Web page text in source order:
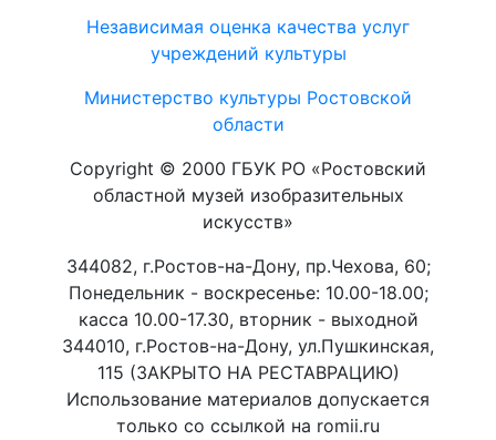
Независимая оценка качества услуг
учреждений культуры
Министерство культуры Ростовской
области
Copyright © 2000 ГБУК РО «Ростовский
областной музей изобразительных
искусств»
344082, г.Ростов-на-Дону, пр.Чехова, 60;
Понедельник - воскресенье: 10.00-18.00;
касса 10.00-17.30, вторник - выходной
344010, г.Ростов-на-Дону, ул.Пушкинская,
115 (ЗАКРЫТО НА РЕСТАВРАЦИЮ)
Использование материалов допускается
только со ссылкой на romii.ru